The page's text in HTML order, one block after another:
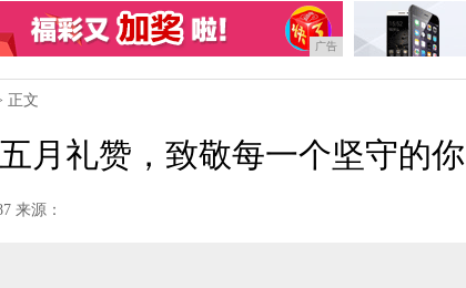
广告
正文
月礼赞，致敬每一个坚守的你
来源：